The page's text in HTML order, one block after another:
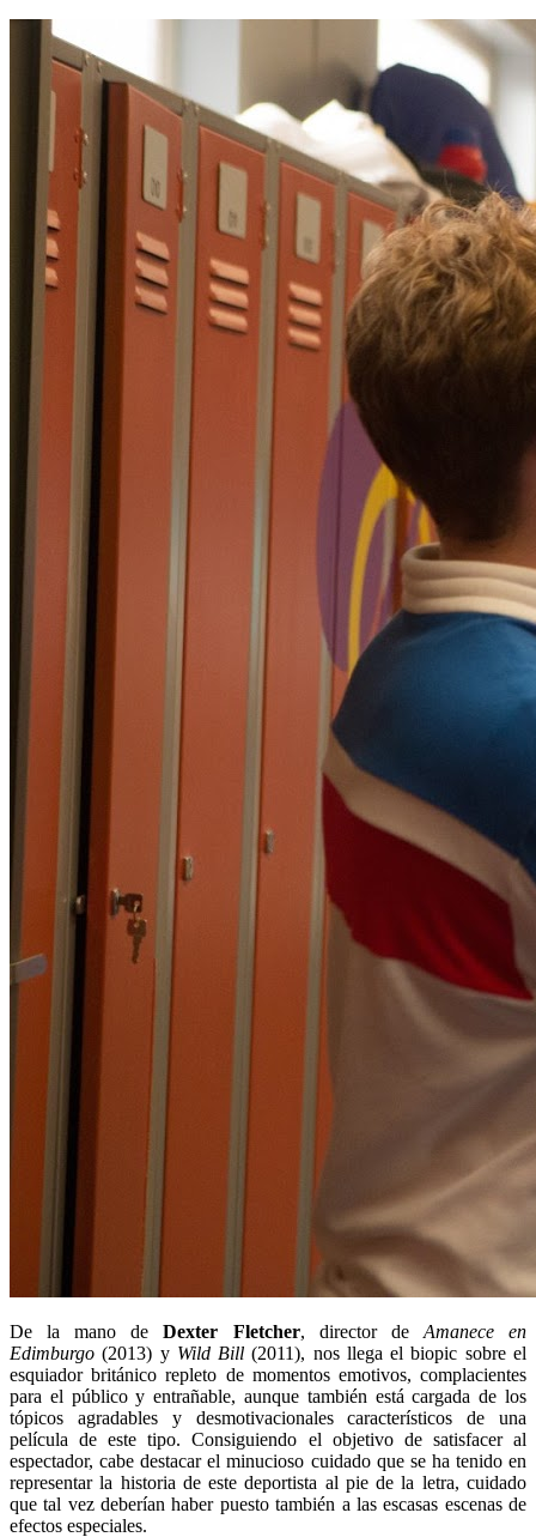
De la mano deDexter Fletcher, director de Amanece en
Edimburgo(2013) y Wild Bill(2011), nos llega el biopic sobre el
esquiador británico repleto de momentos emotivos, complacientes
para el público y entrañable, aunque también está cargada de los
tópicos agradables y desmotivacionales característicos de una
película de este tipo. Consiguiendo el objetivo de satisfacer al
espectador, cabe destacar el minucioso cuidado que se ha tenido en
representar la historia de este deportista al pie de la letra, cuidado
que tal vez deberían haber puesto también a las escasas escenas de
efectos especiales.